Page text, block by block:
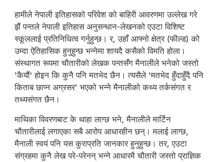
हामीले नेपाली इतिहासको परिवेश को बाहिरी आवरणमा उल्लेख गरे
झैं पन्तले नेपाली इतिहास अनुसन्धान-लेखनको एउटा विशिष्ट
स्कूललाई प्रतिनिधित्व गर्नुहुन्छ। र, उहाँ आफ्नो क्षेत्र (फील्ड) को
उम्दा ऐतिहासिक हुनुहुन्छ भन्नेमा शायदै कसैको विमति होला।
संस्थागत रूपमा चौतारीको लेखक पन्तसँग मैनालीले भनेको जस्तो
'कैयौं' होइन कि कुनै पनि मतभेद छैन। त्यसैले 'मतभेद हुँदाहुँदै पनि
किताब छाप्न अग्रसर' भएको भन्ने मैनालीको कथ्य तर्कसंगत र
तथ्यसंगत छैन।
माथिका विवरणबाट के थाहा लाग्छ भने, मैनालीले मार्टिन
चौतारीलाई लगाएका सबै आरोप आधारहीन छन्। मलाई लाग्छ,
मैनाली स्वयं पनि यस कुराप्रति जानकार हुनुहुन्छ। तर, एउटा
संग्रहमा कुनै लेख परे-परेनन् भन्ने आधारमै चौतारी जस्तो प्राज्ञिक